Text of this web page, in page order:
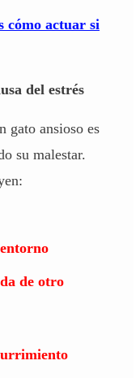
cómo actuar si
del estrés
gato ansioso es
su malestar.
de otro